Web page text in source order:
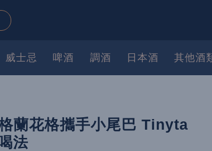
威士忌 啤酒 調酒 日本酒 其他酒
蘭花格攜手小尾巴 Tinyta
法